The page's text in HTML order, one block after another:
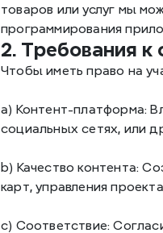
товаров или услуг мы
программирования
2. Требования к
Чтобы иметь право на
a) Контент-платформа:
социальных сетях, или
b) Качество контента:
карт, управления
c) Соответствие: